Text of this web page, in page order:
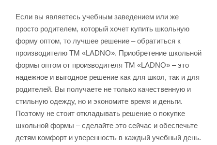
Если вы являетесь учебным заведением или же
просто родителем, который хочет купить школьную
форму оптом, то лучшее решение – обратиться к
производителю ТМ «LADNO». Приобретение школьной
формы оптом от производителя ТМ «LADNO» – это
надежное и выгодное решение как для школ, так и для
родителей. Вы получаете не только качественную и
стильную одежду, но и экономите время и деньги.
Поэтому не стоит откладывать решение о покупке
школьной формы – сделайте это сейчас и обеспечьте
детям комфорт и уверенность в каждый учебный день.